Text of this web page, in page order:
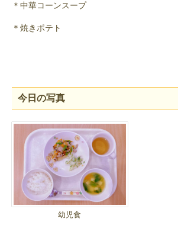
＊中華コーンスープ
＊焼きポテト
今日の写真
幼児食